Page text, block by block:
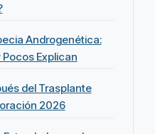
Androgenética:
Pocos Explican
del Trasplante
2026